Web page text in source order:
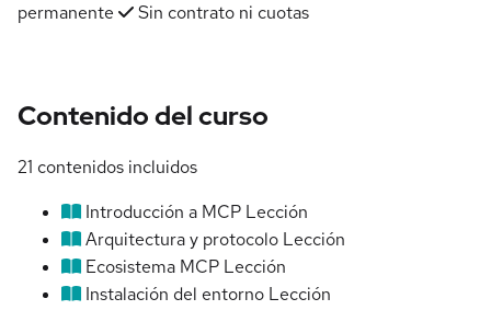
permanente
Sin contrato ni cuotas
Contenido del curso
21 contenidos incluidos
Introducción a MCP Lección
Arquitectura y protocolo Lección
Ecosistema MCP Lección
Instalación del entorno Lección